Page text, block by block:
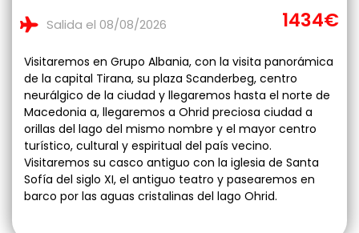
Salida el 08/08/2026
1434€
Visitaremos en Grupo Albania, con la visita panorámica
de la capital Tirana, su plaza Scanderbeg, centro
neurálgico de la ciudad y llegaremos hasta el norte de
Macedonia a, llegaremos a Ohrid preciosa ciudad a
orillas del lago del mismo nombre y el mayor centro
turístico, cultural y espiritual del país vecino.
Visitaremos su casco antiguo con la iglesia de Santa
Sofía del siglo XI, el antiguo teatro y pasearemos en
barco por las aguas cristalinas del lago Ohrid.